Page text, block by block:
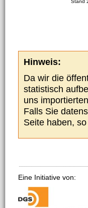
Stand
Hinweis:
Da wir die
statistisch
uns
Falls Sie
Seite haben,
Eine Initiative von: